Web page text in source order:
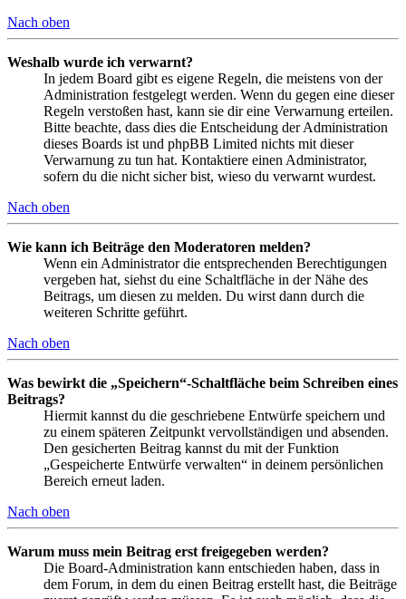
Nach oben
Weshalb wurde ich verwarnt?
In jedem Board gibt es eigene Regeln, die meistens von der
Administration festgelegt werden. Wenn du gegen eine dieser
Regeln verstoßen hast, kann sie dir eine Verwarnung erteilen.
Bitte beachte, dass dies die Entscheidung der Administration
dieses Boards ist und phpBB Limited nichts mit dieser
Verwarnung zu tun hat. Kontaktiere einen Administrator,
sofern du die nicht sicher bist, wieso du verwarnt wurdest.
Nach oben
Wie kann ich Beiträge den Moderatoren melden?
Wenn ein Administrator die entsprechenden Berechtigungen
vergeben hat, siehst du eine Schaltfläche in der Nähe des
Beitrags, um diesen zu melden. Du wirst dann durch die
weiteren Schritte geführt.
Nach oben
Was bewirkt die „Speichern“-Schaltfläche beim Schreiben eines
Beitrags?
Hiermit kannst du die geschriebene Entwürfe speichern und
zu einem späteren Zeitpunkt vervollständigen und absenden.
Den gesicherten Beitrag kannst du mit der Funktion
„Gespeicherte Entwürfe verwalten“ in deinem persönlichen
Bereich erneut laden.
Nach oben
Warum muss mein Beitrag erst freigegeben werden?
Die Board-Administration kann entschieden haben, dass in
dem Forum, in dem du einen Beitrag erstellt hast, die Beiträge